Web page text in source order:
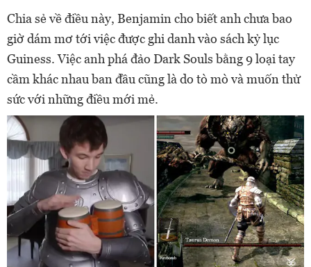
Chia sẻ về điều này, Benjamin cho biết anh chưa bao
giờ dám mơ tới việc được ghi danh vào sách kỷ lục
Guiness. Việc anh phá đảo Dark Souls bằng 9 loại tay
cầm khác nhau ban đầu cũng là do tò mò và muốn thử
sức với những điều mới mẻ.